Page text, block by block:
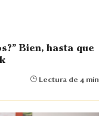
Bien, hasta que
Lectura de 4 min